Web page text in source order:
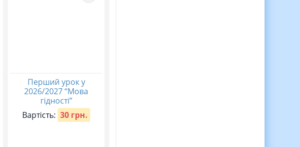
Перший урок у
2026/2027 “Мова
гідності”
Вартість: 30 грн.